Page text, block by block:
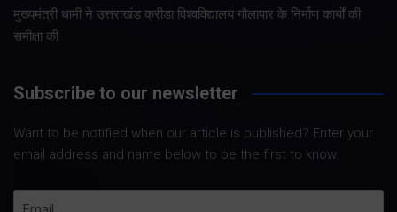
मुख्यमंत्री धामी ने उत्तराखंड क्रीड़ा विश्वविद्यालय गौलापार के निर्माण कार्यों की
समीक्षा की
Subscribe to our newsletter
Want to be notified when our article is published? Enter your
email address and name below to be the first to know.